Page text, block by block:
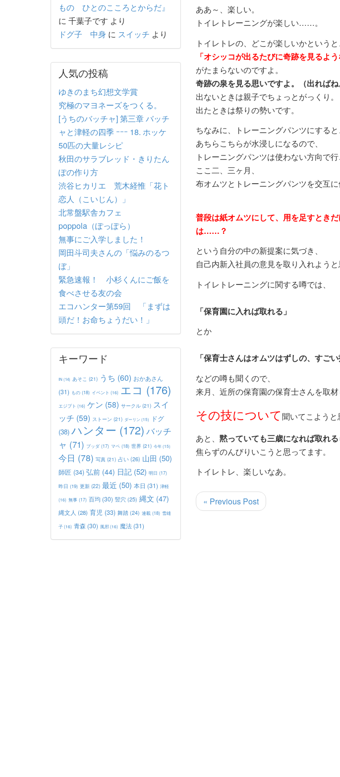
ああ～、楽しい。
トイレトレーニングが楽しい……。
トイレトレの、どこが楽しいかというと、
「オシッコが出るたびに奇跡を見るよう
がたまらないのですよ。
奇跡の泉を見る思いですよ。（出ればね
出ないときは親子でちょっとがっくり。
出たときは祭りの勢いです。
ちなみに、トレーニングパンツにすると
あちらこちらが水浸しになるので、
トレーニングパンツは使わない方向で
ここ二、三ヶ月、
布オムツとトレーニングパンツを交互に
普段は紙オムツにして、用を足すとき
は……？
という自分の中の新提案に気づき、
自己内新入社員の意見を取り入れようと
トイレトレーニングに関する噂では、
「保育園に入れば取れる」
とか
「保育士さんはオムツはずしの、すごい
などの噂も聞くので、
来月、近所の保育園の保育士さんを取材
その技について聞いてこようと
あと、 黙っていても三歳になれば取れる
焦らずのんびりいこうと思ってます。
トイレトレ、楽しいなあ。
« Previous Post
もの ひとのこころとからだ』
に 千葉子です より
ドグ子 中身 に スイッチ より
人気の投稿
ゆきのまち幻想文学賞
究極のマヨネーズをつくる。
[うちのバッチャ] 第三章 バッチ
ャと津軽の四季 ｰｰｰ 18. ホッケ
50匹の大量レシピ
秋田のサラブレッド・きりたん
ぽの作り方
渋谷ヒカリエ 荒木経惟「花ト
恋人（こいじん）」
北常盤駅舎カフェ
poppola（ぽっぽら）
無事にご入学しました！
岡田斗司夫さんの「悩みのるつ
ぼ」
緊急速報！ 小杉くんにご飯を
食べさせる友の会
エコハンター第59回 「まずは
頭だ！お命ちょうだい！」
キーワード
IN(14) あそこ (21) うち (60) おかあさん
(31) もの (18) イベント (16) エコ (176)
エジプト (16) ケン (58) サークル (21) スイ
ッチ (59) ストーン (21) ダーリン(15)
ドグ
(38) ハンター (172) バッチ
ャ (71) ブッダ (17) マペ (18) 世界 (21) 今年(15)
今日 (78) 写真 (21) 占い(26) 山田 (50)
師匠 (34) 弘前 (44) 日記 (52) 明日 (17)
昨日 (19) 更新 (22) 最近 (50) 本日 (31) 津軽
(16) 無事 (17) 百均 (30) 竪穴 (25) 縄文 (47)
縄文人 (28) 育児 (33) 舞踏 (24) 連載 (18) 雪雄
子(16) 青森 (30) 風邪(16) 魔法 (31)